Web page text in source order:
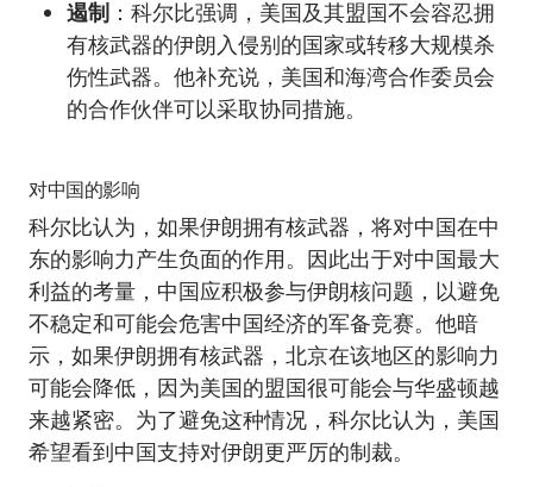
遏制 ：科尔比强调，美国及其盟国不会容忍拥
有核武器的伊朗入侵别的国家或转移大规模杀
伤性武器。他补充说，美国和海湾合作委员会
的合作伙伴可以采取协同措施。
对中国的影响
科尔比认为，如果伊朗拥有核武器，将对中国在中
东的影响力产生负面的作用。因此出于对中国最大
利益的考量，中国应积极参与伊朗核问题，以避免
不稳定和可能会危害中国经济的军备竞赛。他暗
示，如果伊朗拥有核武器，北京在该地区的影响力
可能会降低，因为美国的盟国很可能会与华盛顿越
来越紧密。为了避免这种情况，科尔比认为，美国
希望看到中国支持对伊朗更严厉的制裁。